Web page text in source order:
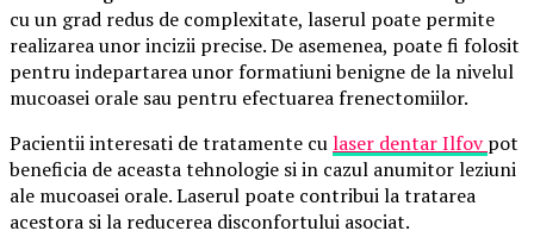
cu un grad redus de complexitate, laserul poate permite
realizarea unor incizii precise. De asemenea, poate fi folosit
pentru indepartarea unor formatiuni benigne de la nivelul
mucoasei orale sau pentru efectuarea frenectomiilor.
Pacientii interesati de tratamente culaser dentar Ilfovpot
beneficia de aceasta tehnologie si in cazul anumitor leziuni
ale mucoasei orale. Laserul poate contribui la tratarea
acestora si la reducerea disconfortului asociat.